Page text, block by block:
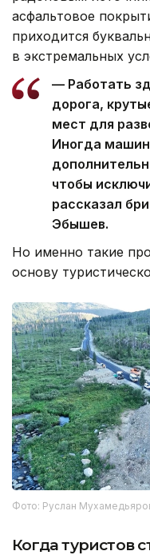
асфальтовое
приходится
в экстремальных
— Работать
дорога,
мест для
Иногда
чтобы
рассказал
Эбышев.
Но именно такие
основу
Фото: Руслан
Когда туристов